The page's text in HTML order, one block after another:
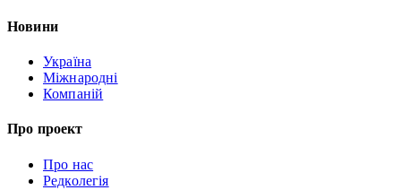
Новини
Україна
Міжнародні
Компаній
Про проект
Про нас
Редколегія